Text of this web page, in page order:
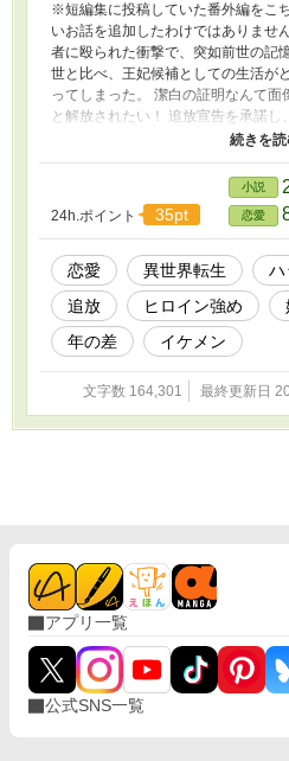
※短編集に投稿していた番外編をこ
いお話を追加したわけではありませ
者に殴られた衝撃で、突如前世の記
世と比べ、王妃候補としての生活が
ってしまった。 潔白の証明なんて面
と解放されたい！ 追放宣告を承諾し
ト！ と浮かれて海を目指したのも
致されてしまった。 連れていかれた
海賊たちの慰み者になってしまう
よそに、海賊たちは陽気で親切。 手
ろ褒められ守られ大事にされるばか
び暮らせて、その上無駄に鍛えた剣
もう海賊として生きた方が楽しいの
は海賊として生きることにした。
24h.ポイント 35pt
小説
恋愛
恋愛 異世界転生 ハ
追放
ヒロイン強め
年の差
イケメン
文字数 164,301 最終更新日
アプリ一覧
公式SNS一覧